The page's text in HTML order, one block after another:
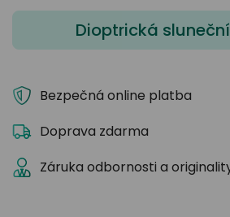
Dioptrická
Bezpečná online platba
Doprava zdarma
Záruka odbornosti a